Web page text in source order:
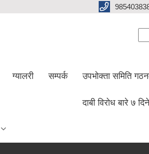
ग्यालरी सम्पर्क उपभोक्ता समिति
दाबी विरोध बारे ७